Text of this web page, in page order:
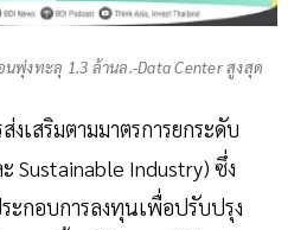
นพุ่งทะลุ 1.3 ล้านล.-Data Center สูงสุด
เสริมตามมาตรการยกระดับ
Sustainable Industry) ซึ่ง
กอบการลงทุนเพื่อปรับปรุง